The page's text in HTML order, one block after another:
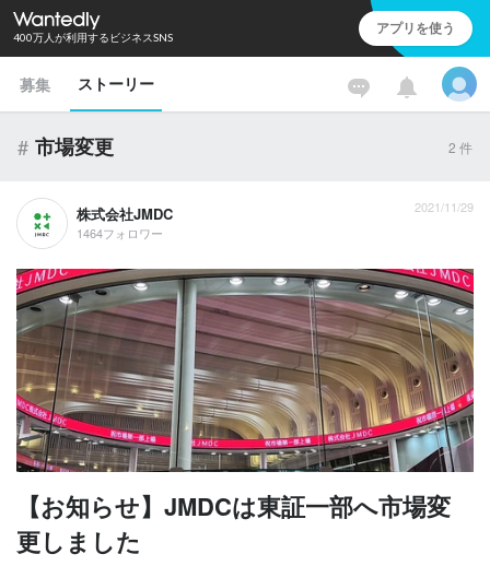
400万人が利用するビジネスSNS アプリを使う
募集 ストーリー
# 市場変更 2 件
株式会社JMDC
1464フォロワー
2021/11/29
【お知らせ】JMDCは東証一部へ市場変
更しました